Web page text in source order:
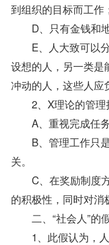
到组织的目标而工作
D、只有金钱和地
E、人大致可以分
设想的人，另一类是
冲动的人，这些人应
2、X理论的管理
A、重视完成任务
B、管理工作只是
关。
C、在奖励制度方
的积极性，同时对消
二、“社会人”的
1、此假认为，人